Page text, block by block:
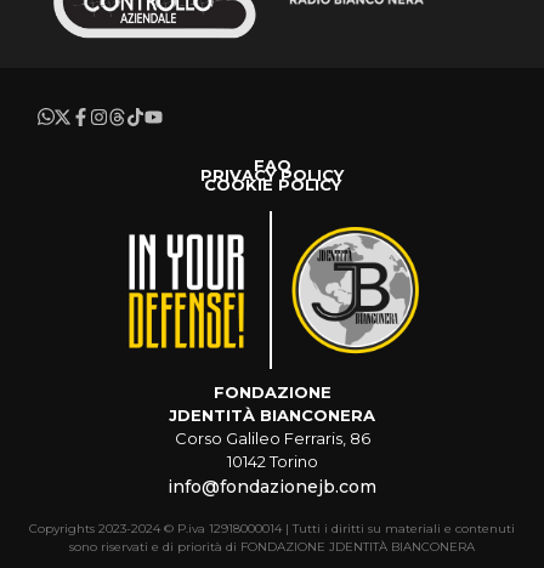
FAQ
PRIVACY POLICY
COOKIE POLICY
FONDAZIONE
JDENTITÀ BIANCONERA
Corso Galileo Ferraris, 86
10142 Torino
info@fondazionejb.com
Copyrights 2023-2024 © P.iva 12918000014 | Tutti i diritti su materiali e contenuti
sono riservati e di priorità di FONDAZIONE JDENTITÀ BIANCONERA